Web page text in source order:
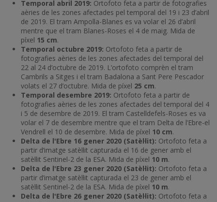
Temporal abril 2019: Ortofoto feta a partir de fotografies
aèries de les zones afectades pel temporal del 19 i 23 d’abril
de 2019. El tram Ampolla-Blanes es va volar el 26 d’abril
mentre que el tram Blanes-Roses el 4 de maig. Mida de
píxel 15 cm.
Temporal octubre 2019: Ortofoto feta a partir de
fotografies aèries de les zones afectades del temporal del
22 al 24 d’octubre de 2019. L’ortofoto comprèn el tram
Cambrils a Sitges i el tram Badalona a Sant Pere Pescador
volats el 27 d’octubre. Mida de píxel 25 cm.
Temporal desembre 2019: Ortofoto feta a partir de
fotografies aèries de les zones afectades del temporal del 4
i 5 de desembre de 2019. El tram Castelldefels-Roses es va
volar el 7 de desembre mentre que el tram Delta de l’Ebre-el
Vendrell el 10 de desembre. Mida de píxel 10 cm.
Delta de l'Ebre 16 gener 2020 (Satèl·lit): Ortofoto feta a
partir d’imatge satèl·lit capturada el 16 de gener amb el
satèl·lit Sentinel-2 de la ESA. Mida de píxel 10 m.
Delta de l'Ebre 23 gener 2020 (Satèl·lit): Ortofoto feta a
partir d’imatge satèl·lit capturada el 23 de gener amb el
satèl·lit Sentinel-2 de la ESA. Mida de píxel 10 m.
Delta de l'Ebre 26 gener 2020 (Satèl·lit): Ortofoto feta a